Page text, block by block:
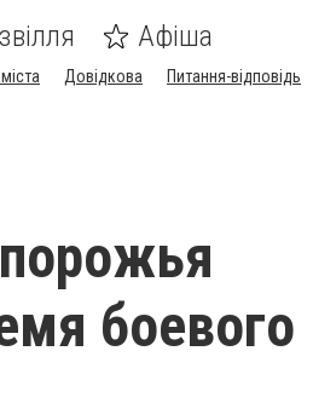
Афіша
Довідкова Питання-відповідь
боевого